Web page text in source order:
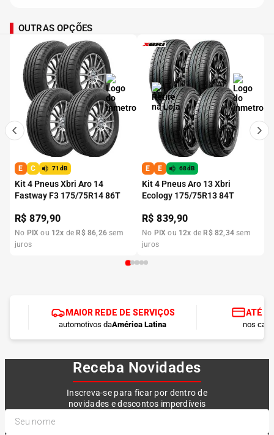
OUTRAS OPÇÕES
E C 71dB
Kit 4 Pneus Xbri Aro 14
Fastway F3 175/75R14 86T
R$879,90
No PIX ou 12x de R$ 86,26 sem
juros
E E 68dB
Kit 4 Pneus Aro 13 Xbri
Ecology 175/75R13 84T
R$839,90
No PIX ou 12x de R$ 82,34 sem
juros
MAIOR REDE DE SERVIÇOS
automotivos daAmérica Latina
ATÉ
nos
Receba Novidades
Inscreva-se para ficar por dentro de
novidades e descontos imperdíveis